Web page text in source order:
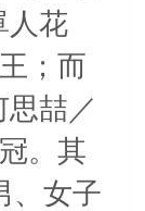
人花
；而
喆／
。其
、女子